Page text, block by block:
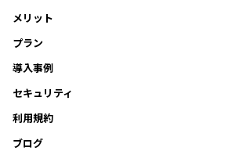
メリット
プラン
導入事例
セキュリティ
利用規約
ブログ